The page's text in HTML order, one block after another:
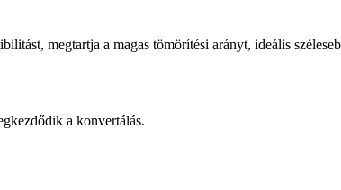
megtartja a magas tömörítési arányt, ideális
a konvertálás.